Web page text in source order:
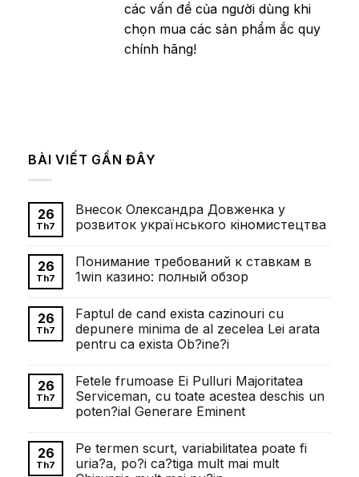
các vấn đề của người dùng khi
chọn mua các sản phẩm ắc quy
chính hãng!
BÀI VIẾT GẦN ĐÂY
26
Th7
Внесок Олександра Довженка у
розвиток українського кіномистецтва
bình
luận
ở
Довженка
розвиток
українського
кіномистецтва
26
Th7
Понимание требований к ставкам в
1win казино: полный обзор
bình
luận
ở
Понимание
требований
ставкам
в
1win
казино:
полный
26
Th7
Faptul de cand exista cazinouri cu
depunere minima de al zecelea Lei arata
pentru ca exista Ob?ine?i
bình
luận
ở
Faptul
de
exista
cazinouri
cu
depunere
26
Th7
Fetele frumoase Ei Pulluri Majoritatea
Serviceman, cu toate acestea deschis un
poten?ial Generare Eminent
bình
luận
ở
26
Th7
Pe termen scurt, variabilitatea poate fi
uria?a, po?i ca?tiga mult mai mult